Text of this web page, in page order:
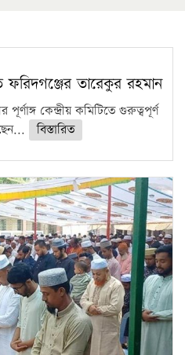
প্রাণহানি
পরীক্ষা
প্রতিষ্ঠান
ফরিদগঞ্জের তারেকুর রহমান
কেন্দ্রীয় কমিটিতে গুরুত্বপূর্ণ
বিস্তারিত